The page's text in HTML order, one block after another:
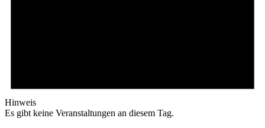
Hinweis
Es gibt keine Veranstaltungen an diesem Tag.